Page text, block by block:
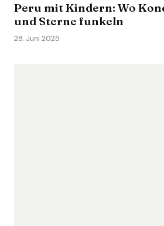
Peru mit Kindern: Wo
und Sterne funkeln
28. Juni 2025